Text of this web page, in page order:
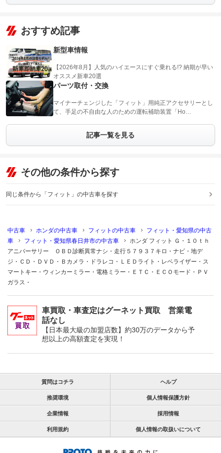
おすすめ記事
新型車情報
【2026年8月】人気のハイエースにすぐ乗れる!? 納期が早い
オススメ新車20選
パーツ取付・交換
マイナーチェンジした「フィット」用純正アクセサリーとし
て、手足の不自由な人のための運転補助装置「Ho…
記事一覧を見る
その他の条件から探す
同じ条件から「フィット」の中古車を探す
中古車 ホンダの中古車 フィットの中古車
フィット・愛知県の中古
車
フィット・愛知県春日井市の中古車
ホンダ フィット Ｇ・１０ｔｈ
アニバーサリー ＯＢＤ診断異常ナシ・走行５７９３７キロ・ナビ・地デ
ジ・ＣＤ・ＤＶＤ・Ｂカメラ・ドラレコ・ＬＥＤライト・レベライザー・ス
マートキー・ウィンカーミラー・電格ミラー・ＥＴＣ・ＥＣＯモード・ＰＶ
ガラス・
車買取・車査定はグーネット買取 営業電
話なし
【日本最大級の加盟店数】約30万のデータから予
想以上の高額査定を実現！
質問はコチラ ヘルプ
推奨環境 個人情報保護方針
企業情報 採用情報
利用規約 個人情報の取扱いについて